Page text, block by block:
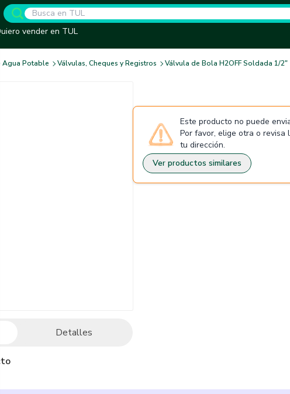
vender en TUL
Agua Potable Válvulas, Cheques y Registros Válvula de Bola H2OFF Soldada 1/2"
Detalles
Este producto no puede
Por favor, elige otra o revisa
tu dirección.
Ver productos similares